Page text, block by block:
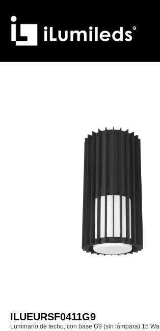
ILUEURSF0411G9
Luminario de techo, con base G9 (sin lámpara) 15